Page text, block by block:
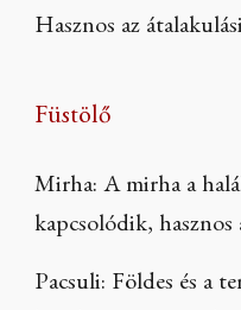
Hasznos az
Füstölő
Mirha: A mirha a
kapcsolódik,
Pacsuli: Földes és a